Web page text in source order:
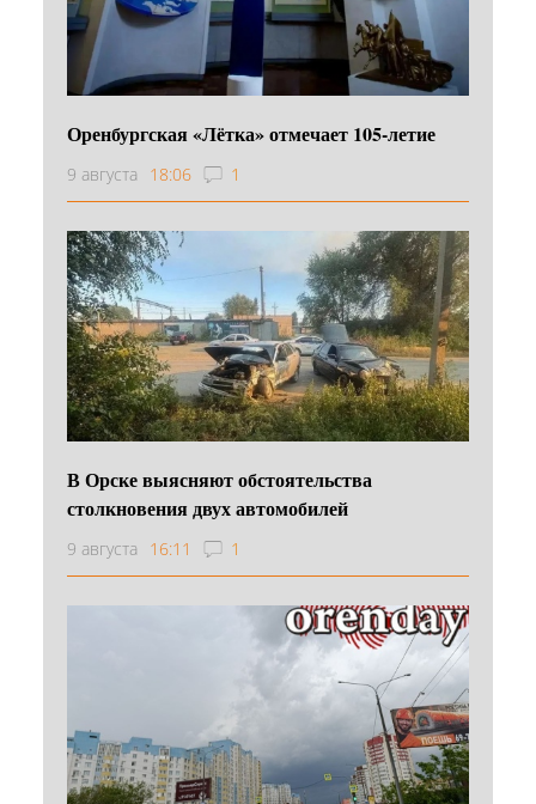
Оренбургская «Лётка» отмечает 105-летие
9 августа 18:06 1
В Орске выясняют обстоятельства
столкновения двух автомобилей
9 августа 16:11 1